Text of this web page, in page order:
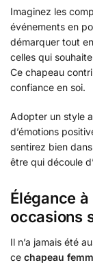
Imaginez les
événements en
démarquer tout
celles qui
Ce chapeau
confiance en soi.
Adopter un style
d’émotions
sentirez bien
être qui découle
Élégance
occasions
Il n’a jamais été
ce chapeau